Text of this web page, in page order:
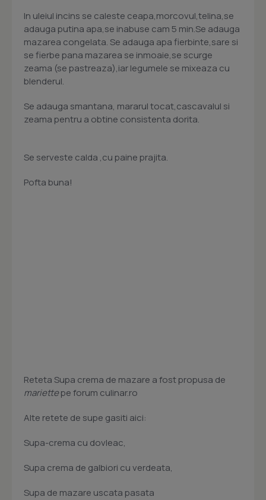
In uleiul incins se caleste ceapa,morcovul,telina,se
adauga putina apa,se inabuse cam 5 min.Se adauga
mazarea congelata. Se adauga apa fierbinte,sare si
se fierbe pana mazarea se inmoaie,se scurge
zeama (se pastreaza),iar legumele se mixeaza cu
blenderul.
Se adauga smantana, mararul tocat,cascavalul si
zeama pentru a obtine consistenta dorita.
Se serveste calda ,cu paine prajita.
Pofta buna!
Reteta Supa crema de mazare a fost propusa de
mariettepe forum culinar.ro
Alte retete de supe gasiti aici:
Supa-crema cu dovleac,
Supa crema de galbiori cu verdeata,
Supa de mazare uscata pasata